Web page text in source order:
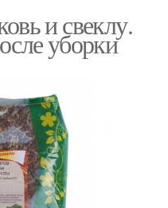
и свеклу.
уборки